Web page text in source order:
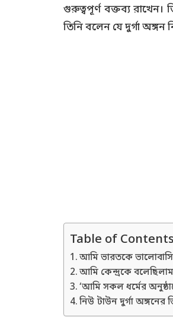
গুরুত্বপূর্ণ বক্তব্য রাখেন।
তিনি বলেন যে দুর্গা অঙ্গন
Table of Contents
আমি ভারতকে
আমি কেন্দ্রকে
‘আমি সকল ধর্মের
নিউ টাউন দুর্গা অঙ্গনের